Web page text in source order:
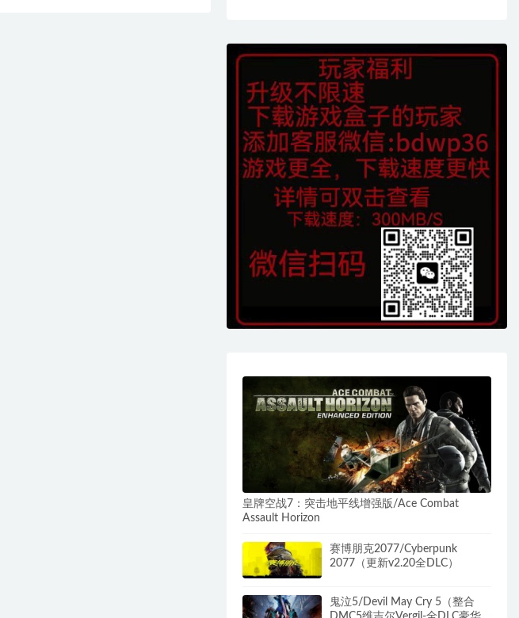
皇牌空战7：突击地平线增强版/Ace Combat
Assault Horizon
赛博朋克2077/Cyberpunk
2077（更新v2.20全DLC）
鬼泣5/Devil May Cry 5（整合